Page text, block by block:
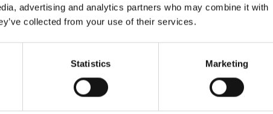
advertising and analytics partners who may combine it with
collected from your use of their services.
Statistics Marketing